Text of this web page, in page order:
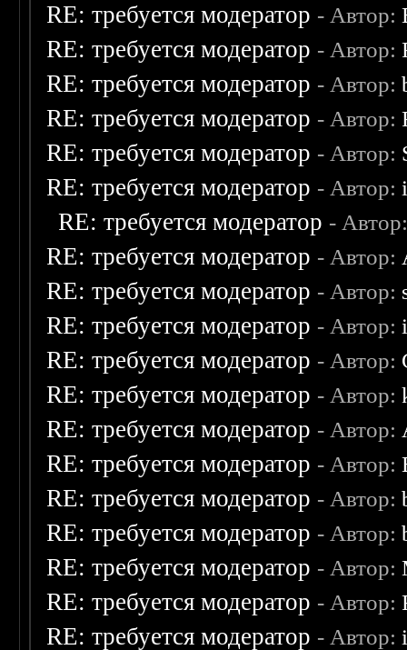
RE: требуется модератор - Автор:
RE: требуется модератор - Автор:
RE: требуется модератор - Автор:
RE: требуется модератор - Автор:
RE: требуется модератор - Автор:
RE: требуется модератор - Автор:
RE: требуется модератор -
RE: требуется модератор - Автор:
RE: требуется модератор - Автор:
RE: требуется модератор - Автор:
RE: требуется модератор - Автор:
RE: требуется модератор - Автор:
RE: требуется модератор - Автор:
RE: требуется модератор - Автор:
RE: требуется модератор - Автор:
RE: требуется модератор - Автор:
RE: требуется модератор - Автор:
RE: требуется модератор - Автор:
RE: требуется модератор - Автор: